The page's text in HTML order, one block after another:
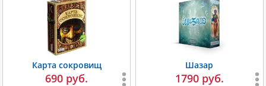
Карта сокровищ
690 руб.
Шазар
1790 руб.